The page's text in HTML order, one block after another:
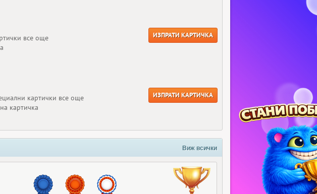
все още
ИЗПРАТИ КАРТИЧКА
картички все още
картичка
ИЗПРАТИ КАРТИЧКА
Виж всички